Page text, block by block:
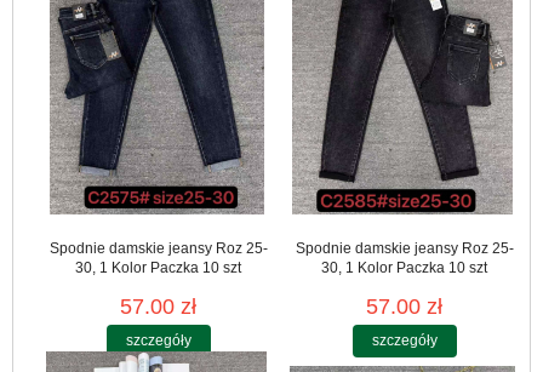
Spodnie damskie jeansy Roz 25-
30, 1 Kolor Paczka 10 szt
57.00 zł
szczegóły
Spodnie damskie jeansy Roz 25-
30, 1 Kolor Paczka 10 szt
57.00 zł
szczegóły